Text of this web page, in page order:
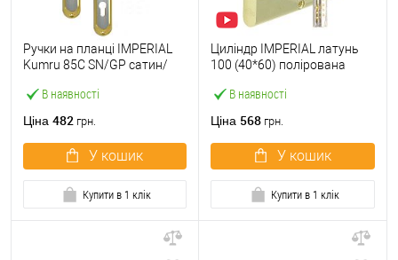
В наявності
Ручки на планці IMPERIAL
Kumru 85C SN/GP сатин/
Ціна 482 грн.
У кошик
Купити в 1 клік
В наявності
Циліндр IMPERIAL латунь
100 (40*60) полірована
Ціна 568 грн.
У кошик
Купити в 1 клік